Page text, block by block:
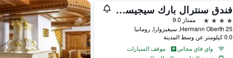
فندق سنترال بارك سيجيسوارا
4 نجوم
ممتاز 9.0
Hermann Oberth 25, سيغيزوارا, رومانيا
0.0 كيلومتر عن وسط المدينة
واي فاي مجاني
موقف السيارات